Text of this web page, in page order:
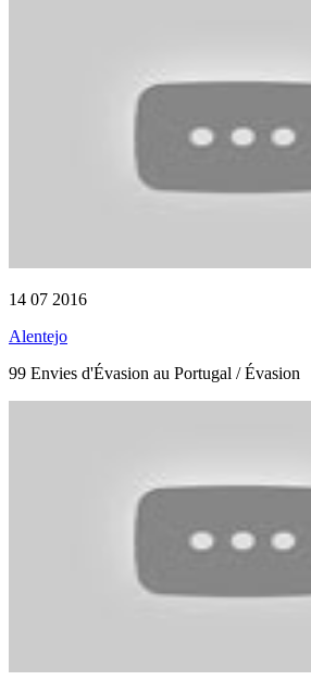
14 07 2016
Alentejo
99 Envies d'Évasion au Portugal / Évasion